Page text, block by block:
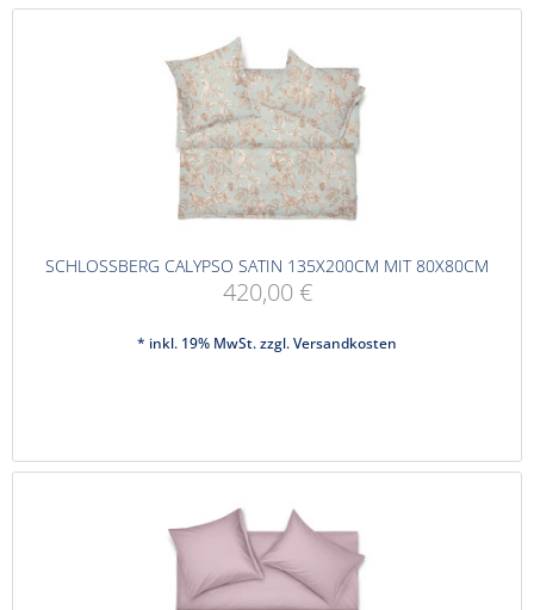
SCHLOSSBERG CALYPSO SATIN 135X200CM MIT 80X80CM
420,00 €
* inkl. 19% MwSt. zzgl.Versandkosten